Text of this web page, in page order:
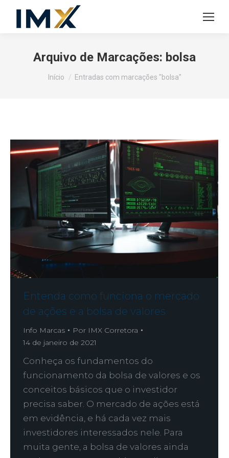
Arquivo de Marcações: bolsa
Você está aqui:
Início Entradas com marcações "bolsa"
Entenda como funciona o mercado
de ações e a bolsa de valores
Info Marcas Por IMX Corretora
14 de janeiro de 2021
Conheça os fundamentos do
funcionamento da bolsa de valores e os
conceitos básicos que o investidor
precisa saber. O mercado de ações está
em evidência, e há cada vez mais
investidores interessados nele. Para
muita gente, a bolsa de valores ainda